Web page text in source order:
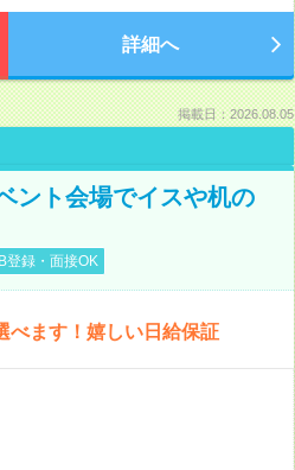
詳細へ
掲載日：2026.08.05
ント会場でイスや机の
登録・面接OK
べます！嬉しい日給保証